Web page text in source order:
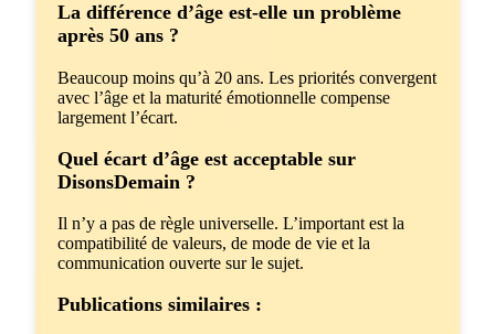
La différence d’âge est-elle un problème
après 50 ans ?
Beaucoup moins qu’à 20 ans. Les priorités convergent
avec l’âge et la maturité émotionnelle compense
largement l’écart.
Quel écart d’âge est acceptable sur
DisonsDemain ?
Il n’y a pas de règle universelle. L’important est la
compatibilité de valeurs, de mode de vie et la
communication ouverte sur le sujet.
Publications similaires :